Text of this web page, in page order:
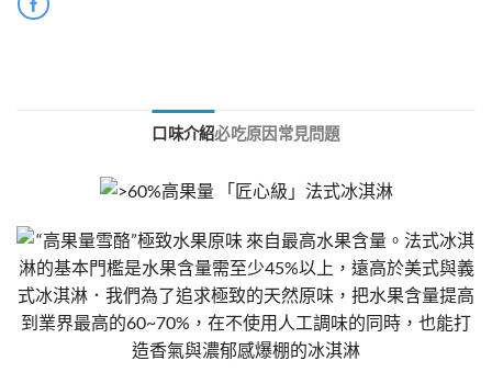
口味介紹必吃原因常見問題